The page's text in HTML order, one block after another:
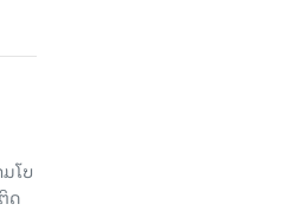
ໂບ​
ດ